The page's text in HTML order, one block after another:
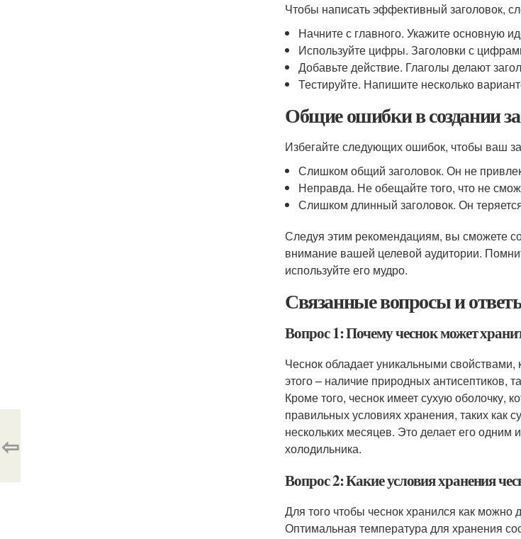
Чтобы написать эффективный заголовок,
Начните с главного. Укажите основную
Используйте цифры. Заголовки с
Добавьте действие. Глаголы делают
Тестируйте. Напишите несколько
Общие ошибки в создании
Избегайте следующих ошибок, чтобы ваш
Слишком общий заголовок. Он не
Неправда. Не обещайте того, что не
Слишком длинный заголовок. Он
Следуя этим рекомендациям, вы сможете
внимание вашей целевой аудитории.
используйте его мудро.
Связанные вопросы и
Вопрос 1: Почему чеснок может
Чеснок обладает уникальными
этого – наличие природных антисептиков,
Кроме того, чеснок имеет сухую оболочку,
правильных условиях хранения, таких как
нескольких месяцев. Это делает его
холодильника.
Вопрос 2: Какие условия хранения
Для того чтобы чеснок хранился как
Оптимальная температура для хранения
⇦